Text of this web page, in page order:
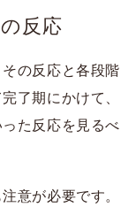
反応
の反応と各段階
了期にかけて、
た反応を見るべ
意が必要です。